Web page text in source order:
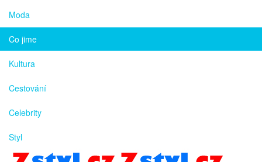
Moda
Co jime
Kultura
Cestování
Celebrity
Styl